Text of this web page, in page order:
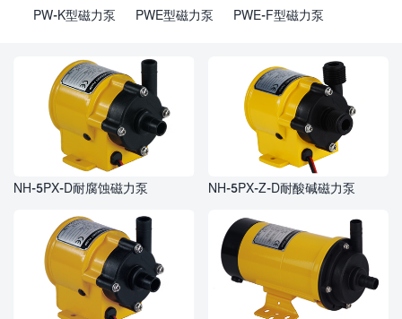
PW-K型磁力泵
PWE型磁力泵 PWE-F型磁力泵
NH-5PX-D耐腐蚀磁力泵 NH-5PX-Z-D耐酸碱磁力泵